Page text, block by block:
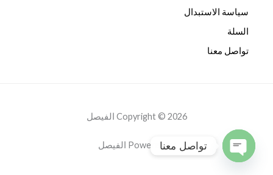
سياسة الاستبدال
السلة
تواصل معنا
Copyright © 2026 الفيصل
Powered by الفيصلتواصل معنا
OPEN